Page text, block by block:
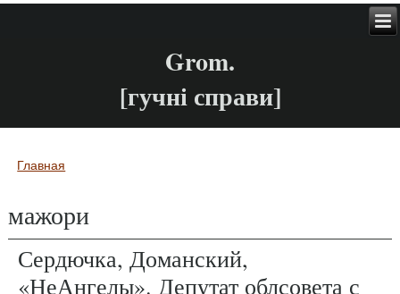
Grom.
[гучні справи]
Вы здесь
Главная
мажори
Сердючка, Доманский,
«НеАнгелы». Депутат облсовета с